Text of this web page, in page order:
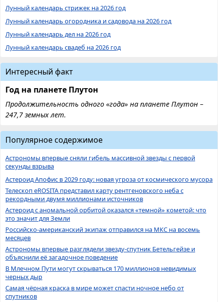
Лунный календарь стрижек на 2026 год
Лунный календарь огородника и садовода на 2026 год
Лунный календарь дел на 2026 год
Лунный календарь свадеб на 2026 год
Интересный факт
Год на планете Плутон
Продолжительность одного «года» на планете Плутон –
247,7 земных лет.
Популярное содержимое
Астрономы впервые сняли гибель массивной звезды с первой
секунды взрыва
Астероид Апофис в 2029 году: новая угроза от космического мусора
Телескоп eROSITA представил карту рентгеновского неба с
рекордными двумя миллионами источников
Астероид с аномальной орбитой оказался «темной» кометой: что
это значит для Земли
Российско-американский экипаж отправился на МКС на восемь
месяцев
Астрономы впервые разглядели звезду-спутник Бетельгейзе и
объяснили её загадочное поведение
В Млечном Пути могут скрываться 170 миллионов невидимых
черных дыр
Самая чёрная краска в мире может спасти ночное небо от
спутников